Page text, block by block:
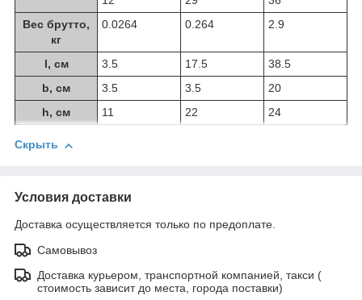
Вес брутто,
кг
0.0264 0.264 2.9
l, см 3.5 17.5
38.5
b, см
3.5 3.5
20
h, см
11 22 24
Скрыть
Условия доставки
Доставка осуществляется только по предоплате.
Самовывоз
Доставка курьером, транспортной компанией, такси (
стоимость зависит до места, города поставки)